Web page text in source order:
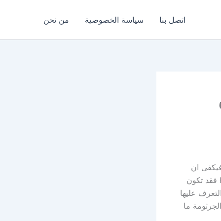
اتصل بنا سياسة الخصوصية من نحن
ان
تعرف ان اكثر من نصف الشعب المصري مصاب بهذا الميكروب الحلزونى H-pylori فقد تكون
عليها
ما